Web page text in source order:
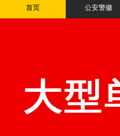
首页 公安警徽